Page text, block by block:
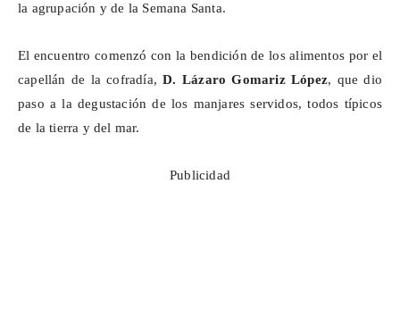
la agrupación y de la Semana Santa.
El encuentro comenzó con la bendición de los alimentos por el
capellán de la cofradía,D. LázaroGomarizLópez, que dio
paso a la degustación de los manjares servidos, todos típicos
de la tierra y del mar.
Publicidad